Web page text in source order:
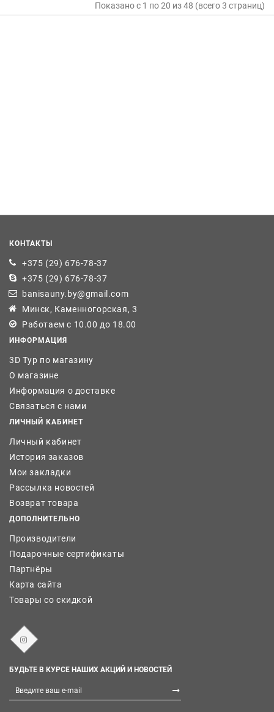
Показано с 1 по 20 из 48 (всего 3 страниц)
КОНТАКТЫ
+375 (29) 676-78-37
+375 (29) 676-78-37
banisauny.by@gmail.com
Минск, Каменногорская, 3
Работаем с 10.00 до 18.00
ИНФОРМАЦИЯ
3D Тур по магазину
О магазине
Информация о доставке
Связаться с нами
ЛИЧНЫЙ КАБИНЕТ
Личный кабинет
История заказов
Мои закладки
Рассылка новостей
Возврат товара
ДОПОЛНИТЕЛЬНО
Производители
Подарочные сертификаты
Партнёры
Карта сайта
Товары со скидкой
БУДЬТЕ В КУРСЕ НАШИХ АКЦИЙ И НОВОСТЕЙ